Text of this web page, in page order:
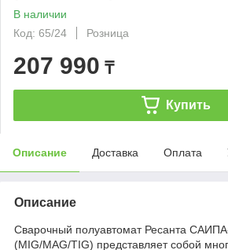
В наличии
Код: 65/24
Розница
207 990 ₸
Купить
Описание Доставка Оплата
Описание
Сварочный полуавтомат Ресанта
(MIG/MAG/TIG) представляет собой